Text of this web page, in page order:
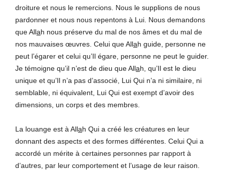
droiture et nous le remercions. Nous le supplions de nous
pardonner et nous nous repentons à Lui. Nous demandons
que Allah nous préserve du mal de nos âmes et du mal de
nos mauvaises œuvres. Celui que Allah guide, personne ne
peut l’égarer et celui qu’Il égare, personne ne peut le guider.
Je témoigne qu’il n’est de dieu que Allah, qu’Il est le dieu
unique et qu’Il n’a pas d’associé, Lui Qui n’a ni similaire, ni
semblable, ni équivalent, Lui Qui est exempt d’avoir des
dimensions, un corps et des membres.
La louange est à Allah Qui a créé les créatures en leur
donnant des aspects et des formes différentes. Celui Qui a
accordé un mérite à certaines personnes par rapport à
d’autres, par leur comportement et l’usage de leur raison.